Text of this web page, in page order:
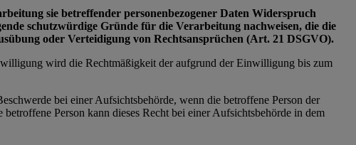
sie betreffender personenbezogener Daten Widerspruch
schutzwürdige Gründe für die Verarbeitung nachweisen, die die
oder Verteidigung von Rechtsansprüchen (Art. 21 DSGVO).
wird die Rechtmäßigkeit der aufgrund der Einwilligung bis zum
bei einer Aufsichtsbehörde, wenn die betroffene Person der
Person kann dieses Recht bei einer Aufsichtsbehörde in dem